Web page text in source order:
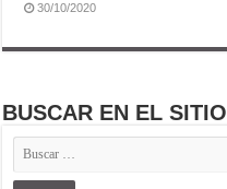
30/10/2020
BUSCAR EN EL SITIO